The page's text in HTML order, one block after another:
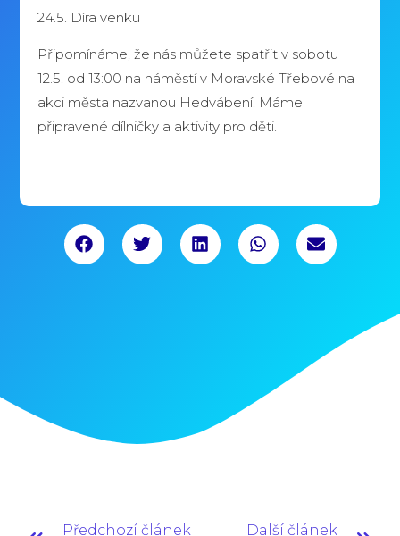
24.5. Díra venku
Připomínáme, že nás můžete spatřit v sobotu
12.5. od 13:00 na náměstí v Moravské Třebové na
akci města nazvanou Hedvábení. Máme
připravené dílničky a aktivity pro děti.
Předchozí článek Další článek